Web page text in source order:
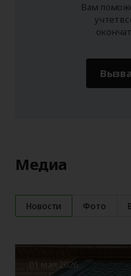
Вам
учтет
Медиа
Новости Фото
01 мая 2026